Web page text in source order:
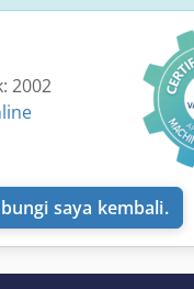
2002
saya kembali.